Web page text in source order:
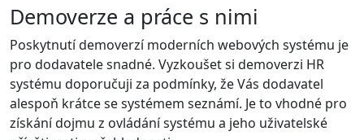
Demoverze a práce s nimi
Poskytnutí demoverzí moderních webových systému je
pro dodavatele snadné. Vyzkoušet si demoverzi HR
systému doporučuji za podmínky, že Vás dodavatel
alespoň krátce se systémem seznámí. Je to vhodné pro
získání dojmu z ovládání systému a jeho uživatelské